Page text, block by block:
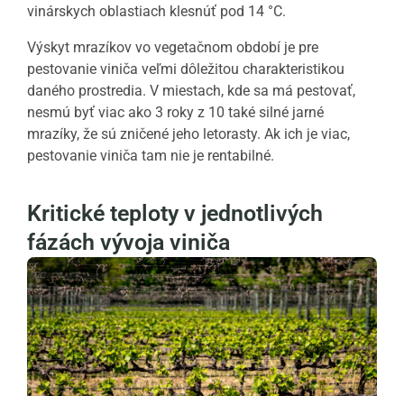
vinárskych oblastiach klesnúť pod 14 °C.
Výskyt mrazíkov vo vegetačnom období je pre
pestovanie viniča veľmi dôležitou charakteristikou
daného prostredia. V miestach, kde sa má pestovať,
nesmú byť viac ako 3 roky z 10 také silné jarné
mrazíky, že sú zničené jeho letorasty. Ak ich je viac,
pestovanie viniča tam nie je rentabilné.
Kritické teploty v jednotlivých
fázách vývoja viniča